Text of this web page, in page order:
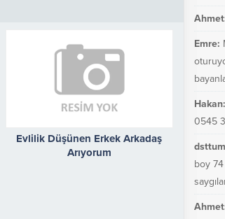
Evlilik Düşünen Erkek Arkadaş
Arıyorum
Emre:
Hakan:
0545
boy 74